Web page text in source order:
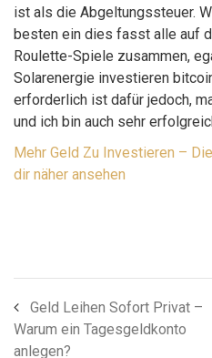
ist als die Abgeltungssteuer.
besten ein dies fasst alle auf
Roulette-Spiele zusammen,
Solarenergie investieren
erforderlich ist dafür jedoch,
und ich bin auch sehr
Mehr Geld Zu Investieren –
dir näher ansehen
Geld Leihen Sofort Privat –
Warum ein Tagesgeldkonto
anlegen?